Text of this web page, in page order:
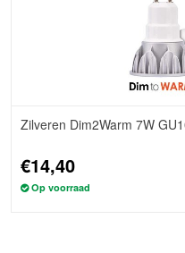
Zilveren Dim2Warm 7W
€14,40
Op voorraad